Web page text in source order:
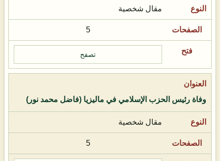
مقال شخصية
5
تصفح
وفاة رئيس الحزب الإسلامي في ماليزيا (فاضل محمد نور)
مقال شخصية
5